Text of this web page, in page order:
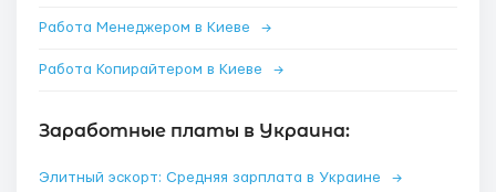
Работа Менеджером в Киеве →
Работа Копирайтером в Киеве →
Заработные платы в Украина:
Элитный эскорт: Средняя зарплата в Украине →